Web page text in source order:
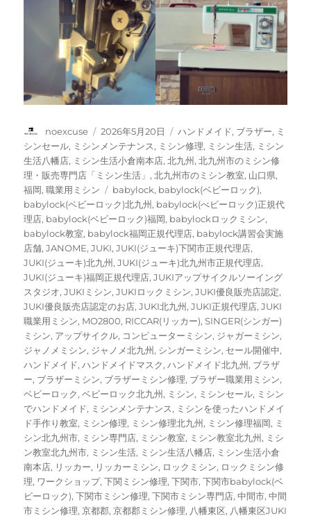
投
稿
者
noexcuse
投
稿
日:
2026年5月20日
カ
テ
ゴ
リ
ー
ハンドメイド, ブラザー, ミ
シンセール, ミシンメンテナンス, ミシン修理, ミシン生活, ミシン
生活八幡店, ミシン生活小倉南本店,北九州 ,北九州市のミシン修
理・販売専門店「ミシン生活」 ,北九州市のミシン教室, 山口県,
福岡,職業用ミシン
タ
グ
babylock, babylock(ベビーロック),
babylock(ベビーロック)北九州 , babylock(べビーロック)正規代
理店, babylock(ベビーロック)福岡, babylockロックミシン,
babylock教室, babylock福岡正規代理店, babylock講習会実施
店舗,JANOME,JUKI,JUKI(ジューキ)下関市正規代理店,
JUKI(ジューキ)北九州 ,JUKI(ジューキ)北九州市正規代理店,
JUKI(ジューキ)福岡正規代理店,JUKIアップサイクルソーイング
スタジオ,JUKIミシン,JUKIロックミシン,JUKI優良販売店認定,
JUKI優良販売店認定のお店,JUKI北九州 ,JUKI正規代理店,JUKI
職業用ミシン, MO2800, RICCAR(リッカー),SINGER(シンガー)
ミシン, アップサイクル, コンピューターミシン, ジャガーミシン,
ジャノメミシン, ジャノメ北九州 , シンガーミシン, セール開催中,
ハンドメイド,ハンドメイドマスク,ハンドメイド北九州 , ブラザ
ー, ブラザーミシン, ブラザーミシン修理, ブラザー職業用ミシン,
ベビーロック,ベビーロック北九州 , ミシン, ミシンセール, ミシン
でハンドメイド, ミシンメンテナンス, ミシンを使ったハンドメイ
ド手作り教室, ミシン修理, ミシン修理北九州 , ミシン修理福岡, ミ
シン北九州市, ミシン専門店, ミシン教室, ミシン教室北九州 , ミシ
ン教室北九州市, ミシン生活, ミシン生活八幡店, ミシン生活小倉
南本店, リッカー, リッカーミシン, ロックミシン, ロックミシン修
理, ワークショップ,下関ミシン修理,下関市,下関市babylock(ベ
ビーロック),下関市ミシン修理,下関市ミシン専門店,中間市,中間
市ミシン修理,京都郡,京都郡ミシン修理, 八幡東区, 八幡東区JUKI